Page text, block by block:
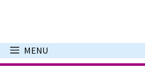
inhoud
MENU